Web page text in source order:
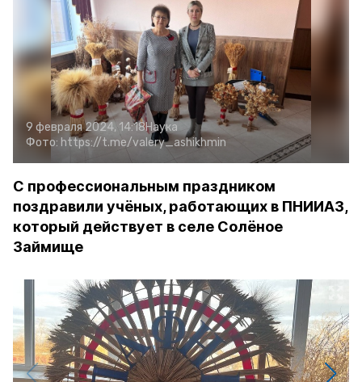
9 февраля 2024, 14:18Наука
Фото: https://t.me/valery_ashikhmin
С профессиональным праздником
поздравили учёных, работающих в ПНИИАЗ,
который действует в селе Солёное
Займище